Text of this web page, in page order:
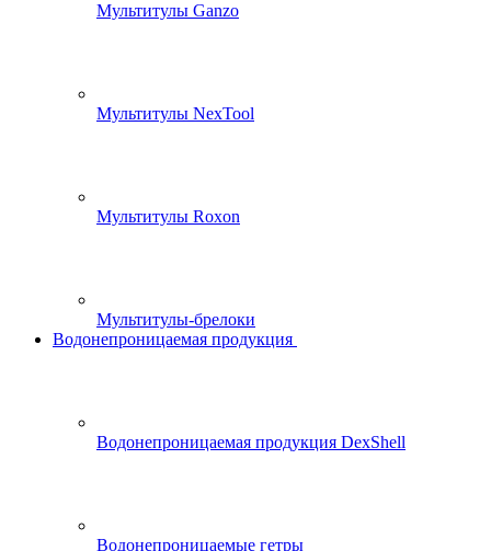
Мультитулы Ganzo
Мультитулы NexTool
Мультитулы Roxon
Мультитулы-брелоки
Водонепроницаемая продукция
Водонепроницаемая продукция DexShell
Водонепроницаемые гетры